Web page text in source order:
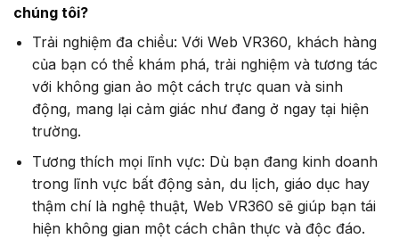
chúng tôi?
Trải nghiệm đa chiều: Với Web VR360, khách hàng
của bạn có thể khám phá, trải nghiệm và tương tác
với không gian ảo một cách trực quan và sinh
động, mang lại cảm giác như đang ở ngay tại hiện
trường.
Tương thích mọi lĩnh vực: Dù bạn đang kinh doanh
trong lĩnh vực bất động sản, du lịch, giáo dục hay
thậm chí là nghệ thuật, Web VR360 sẽ giúp bạn tái
hiện không gian một cách chân thực và độc đáo.